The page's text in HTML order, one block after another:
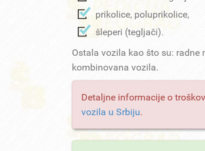
prikolice, poluprikolice,
šleperi (tegljači).
Ostala vozila kao što su: radne
kombinovana vozila.
Detaljne informacije o
vozila u Srbiju.